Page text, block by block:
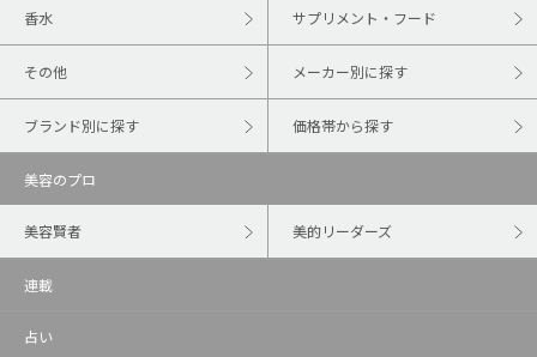
香水 サプリメント・フード
その他 メーカー別に探す
ブランド別に探す 価格帯から探す
美容のプロ
美容賢者 美的リーダーズ
連載
占い